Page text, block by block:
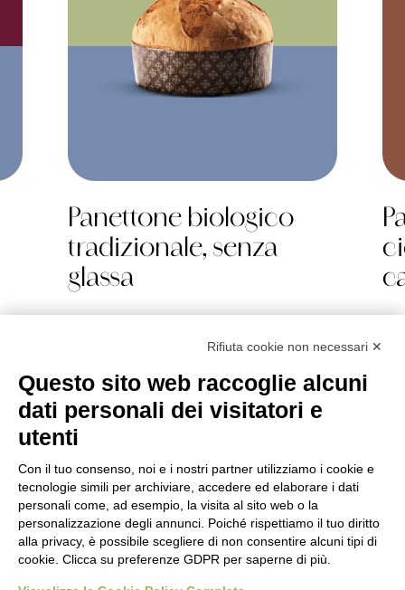
Panettone biologico
tradizionale, senza
glassa
Golosi di Salute S.r.l.
Strada Tagliata 18 – Alba (CN) – Italy
Gelo
Secco
Ricorrenze
Rifiuta cookie non necessari ✕
Questo sito web raccoglie alcuni
dati personali dei visitatori e
utenti
Con il tuo consenso, noi e i nostri partner utilizziamo i cookie e
tecnologie simili per archiviare, accedere ed elaborare i dati
personali come, ad esempio, la visita al sito web o la
personalizzazione degli annunci. Poiché rispettiamo il tuo diritto
alla privacy, è possibile scegliere di non consentire alcuni tipi di
cookie. Clicca su preferenze GDPR per saperne di più.